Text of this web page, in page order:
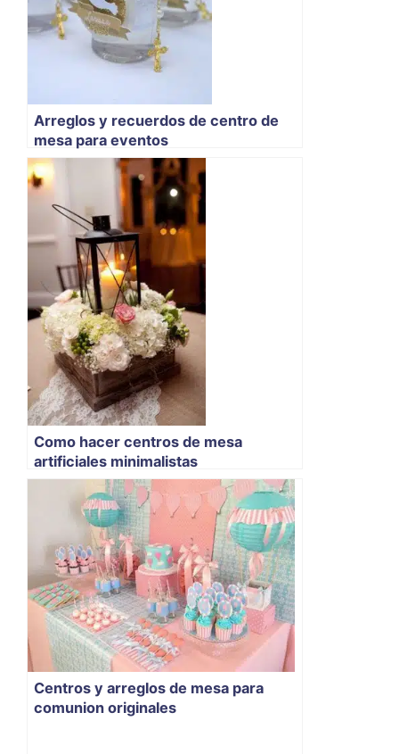
Arreglos y recuerdos de centro de
mesa para eventos
Como hacer centros de mesa
artificiales minimalistas
Centros y arreglos de mesa para
comunion originales